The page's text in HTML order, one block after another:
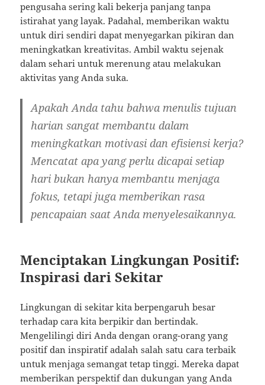
pengusaha sering kali bekerja panjang tanpa
istirahat yang layak. Padahal, memberikan waktu
untuk diri sendiri dapat menyegarkan pikiran dan
meningkatkan kreativitas. Ambil waktu sejenak
dalam sehari untuk merenung atau melakukan
aktivitas yang Anda suka.
Apakah Anda tahu bahwa menulis tujuan
harian sangat membantu dalam
meningkatkan motivasi dan efisiensi kerja?
Mencatat apa yang perlu dicapai setiap
hari bukan hanya membantu menjaga
fokus, tetapi juga memberikan rasa
pencapaian saat Anda menyelesaikannya.
Menciptakan Lingkungan Positif:
Inspirasi dari Sekitar
Lingkungan di sekitar kita berpengaruh besar
terhadap cara kita berpikir dan bertindak.
Mengelilingi diri Anda dengan orang-orang yang
positif dan inspiratif adalah salah satu cara terbaik
untuk menjaga semangat tetap tinggi. Mereka dapat
memberikan perspektif dan dukungan yang Anda